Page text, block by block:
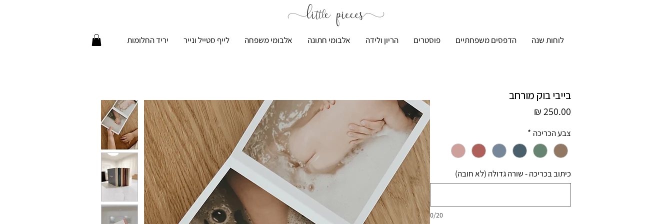
לוחות שנה הדפסים משפחתיים פוסטרים הריון ולידה אלבומי חתונה אלבומי משפחה לייף סטייל ונייר יריד החלומות
בייבי בוק מורחב
צבע הכריכה *
כיתוב בכריכה - שורה גדולה (לא חובה)
0/20